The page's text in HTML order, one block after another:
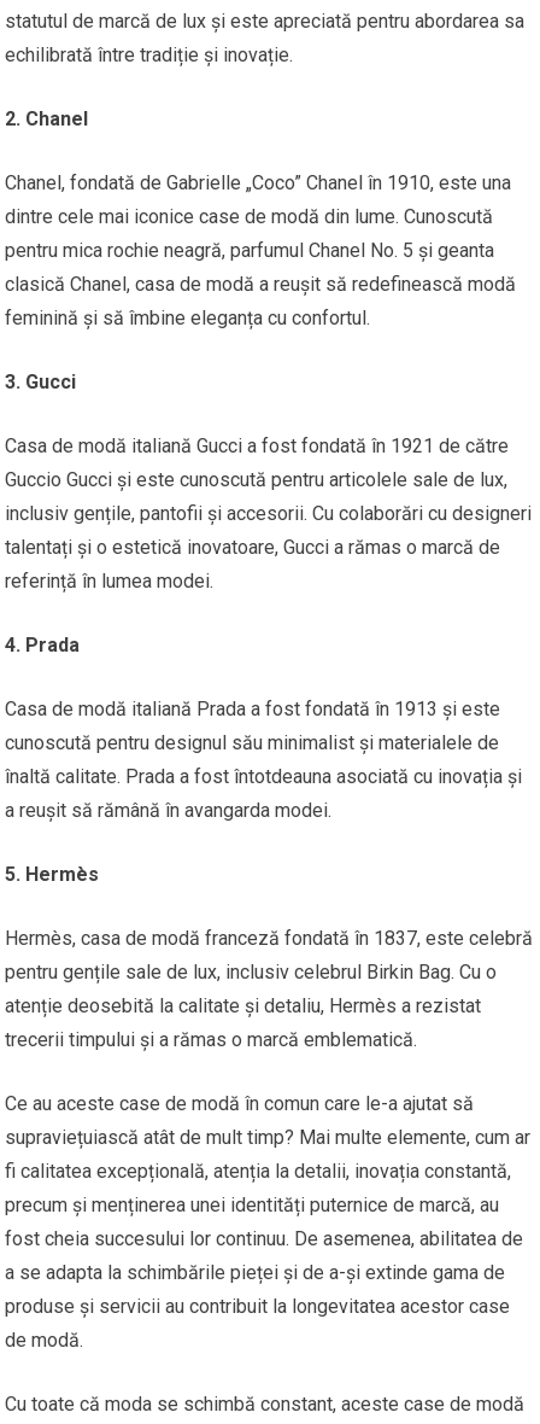
statutul de marcă de lux și este apreciată pentru abordarea sa
echilibrată între tradiție și inovație.
2. Chanel
Chanel, fondată de Gabrielle „Coco” Chanel în 1910, este una
dintre cele mai iconice case de modă din lume. Cunoscută
pentru mica rochie neagră, parfumul Chanel No. 5 și geanta
clasică Chanel, casa de modă a reușit să redefinească modă
feminină și să îmbine eleganța cu confortul.
3. Gucci
Casa de modă italiană Gucci a fost fondată în 1921 de către
Guccio Gucci și este cunoscută pentru articolele sale de lux,
inclusiv gențile, pantofii și accesorii. Cu colaborări cu designeri
talentați și o estetică inovatoare, Gucci a rămas o marcă de
referință în lumea modei.
4. Prada
Casa de modă italiană Prada a fost fondată în 1913 și este
cunoscută pentru designul său minimalist și materialele de
înaltă calitate. Prada a fost întotdeauna asociată cu inovația și
a reușit să rămână în avangarda modei.
5. Hermès
Hermès, casa de modă franceză fondată în 1837, este celebră
pentru gențile sale de lux, inclusiv celebrul Birkin Bag. Cu o
atenție deosebită la calitate și detaliu, Hermès a rezistat
trecerii timpului și a rămas o marcă emblematică.
Ce au aceste case de modă în comun care le-a ajutat să
supraviețuiască atât de mult timp? Mai multe elemente, cum ar
fi calitatea excepțională, atenția la detalii, inovația constantă,
precum și menținerea unei identități puternice de marcă, au
fost cheia succesului lor continuu. De asemenea, abilitatea de
a se adapta la schimbările pieței și de a-și extinde gama de
produse și servicii au contribuit la longevitatea acestor case
de modă.
Cu toate că moda se schimbă constant, aceste case de modă